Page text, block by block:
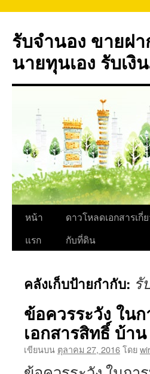
ยัง
เนื้อหา
รับจำนอง ขายฝ
นายทุนเอง รับเงิ
หน้า
แรก
ดาวโหลดเอกสารเกี่
กับที่ดิน
คลังเก็บป้ายกำกับ: รั
ข้อควรระวัง ใน
เอกสารสิทธิ์ บ้า
เขียนบน ตุลาคม 27, 2016โดย